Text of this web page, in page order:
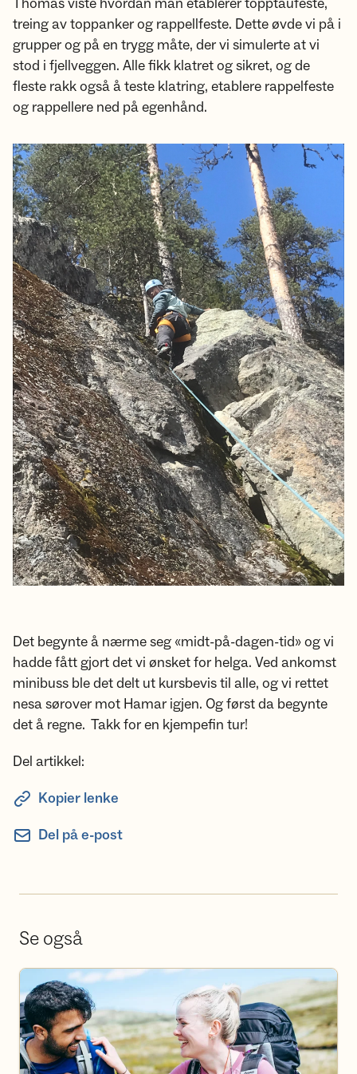
treing av toppanker og rappellfeste. Dette øvde vi på i
grupper og på en trygg måte, der vi simulerte at vi
stod i fjellveggen. Alle fikk klatret og sikret, og de
fleste rakk også å teste klatring, etablere rappelfeste
og rappellere ned på egenhånd.
Det begynte å nærme seg «midt-på-dagen-tid» og vi
hadde fått gjort det vi ønsket for helga. Ved ankomst
minibuss ble det delt ut kursbevis til alle, og vi rettet
nesa sørover mot Hamar igjen. Og først da begynte
det å regne. Takk for en kjempefin tur!
Del artikkel:
Kopier lenke
Del på e-post
Se også
Bli frivillig